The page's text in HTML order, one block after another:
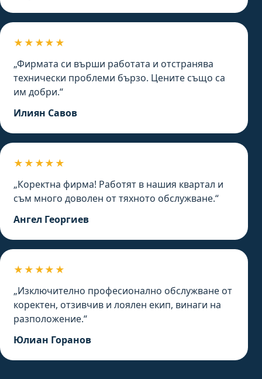
★★★★★
„Фирмата си върши работата и отстранява
технически проблеми бързо. Цените също са
им добри.“
Илиян Савов
★★★★★
„Коректна фирма! Работят в нашия квартал и
съм много доволен от тяхното обслужване.“
Ангел Георгиев
★★★★★
„Изключително професионално обслужване от
коректен, отзивчив и лоялен екип, винаги на
разположение.“
Юлиан Горанов